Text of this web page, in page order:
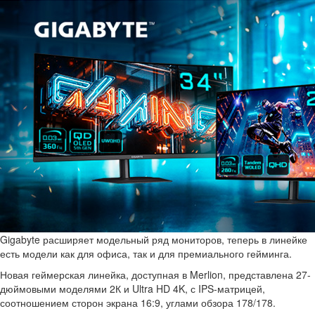
Gigabyte расширяет модельный ряд мониторов, теперь в линейке
есть модели как для офиса, так и для премиального гейминга.
Новая геймерская линейка, доступная в Merlion, представлена 27-
дюймовыми моделями 2К и Ultra HD 4K, с IPS-матрицей,
соотношением сторон экрана 16:9, углами обзора 178/178.